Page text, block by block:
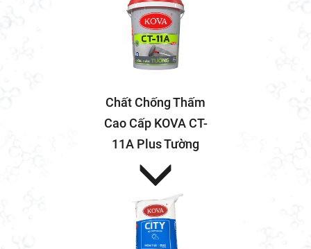
Chất Chống Thấm
Cao Cấp KOVA CT-
11A Plus Tường
Chống thấm (2-3 lớp)